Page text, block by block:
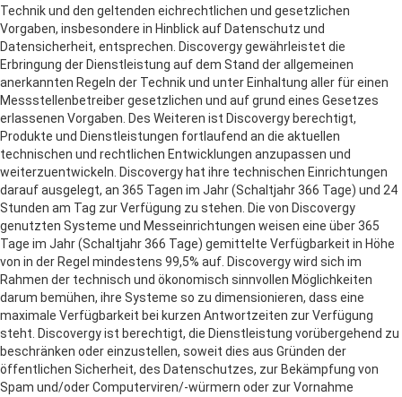
Technik und den geltenden eichrechtlichen und gesetzlichen
Vorgaben, insbesondere in Hinblick auf Datenschutz und
Datensicherheit, entsprechen. Discovergy gewährleistet die
Erbringung der Dienstleistung auf dem Stand der allgemeinen
anerkannten Regeln der Technik und unter Einhaltung aller für einen
Messstellenbetreiber gesetzlichen und auf grund eines Gesetzes
erlassenen Vorgaben. Des Weiteren ist Discovergy berechtigt,
Produkte und Dienstleistungen fortlaufend an die aktuellen
technischen und rechtlichen Entwicklungen anzupassen und
weiterzuentwickeln. Discovergy hat ihre technischen Einrichtungen
darauf ausgelegt, an 365 Tagen im Jahr (Schaltjahr 366 Tage) und 24
Stunden am Tag zur Verfügung zu stehen. Die von Discovergy
genutzten Systeme und Messeinrichtungen weisen eine über 365
Tage im Jahr (Schaltjahr 366 Tage) gemittelte Verfügbarkeit in Höhe
von in der Regel mindestens 99,5% auf. Discovergy wird sich im
Rahmen der technisch und ökonomisch sinnvollen Möglichkeiten
darum bemühen, ihre Systeme so zu dimensionieren, dass eine
maximale Verfügbarkeit bei kurzen Antwortzeiten zur Verfügung
steht. Discovergy ist berechtigt, die Dienstleistung vorübergehend zu
beschränken oder einzustellen, soweit dies aus Gründen der
öffentlichen Sicherheit, des Datenschutzes, zur Bekämpfung von
Spam und/oder Computerviren/-würmern oder zur Vornahme